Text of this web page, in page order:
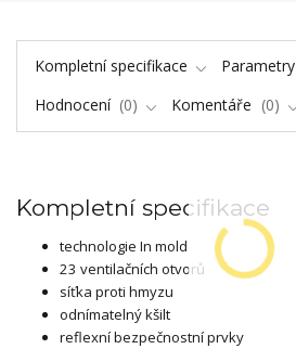
Kompletní specifikace
Parametry
Hodnocení
0 Komentáře 0
Kompletní specifikace
technologie In mold
23 ventilačních otvorů
síťka proti hmyzu
odnímatelný kšilt
reflexní bezpečnostní prvky